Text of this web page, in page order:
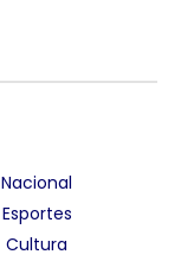
Nacional
Esportes
Cultura